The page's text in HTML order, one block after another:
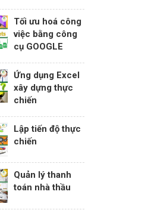
Tối ưu hoá công
việc bằng công
cụ GOOGLE
Ứng dụng Excel
xây dựng thực
chiến
Lập tiến độ thực
chiến
Quản lý thanh
toán nhà thầu